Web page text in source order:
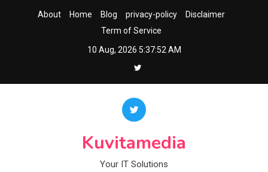
About Home Blog privacy-policy
Disclaimer
Term of Service
10 Aug, 2026 5:37:52 AM
Kuvitamedia
Your IT Solutions